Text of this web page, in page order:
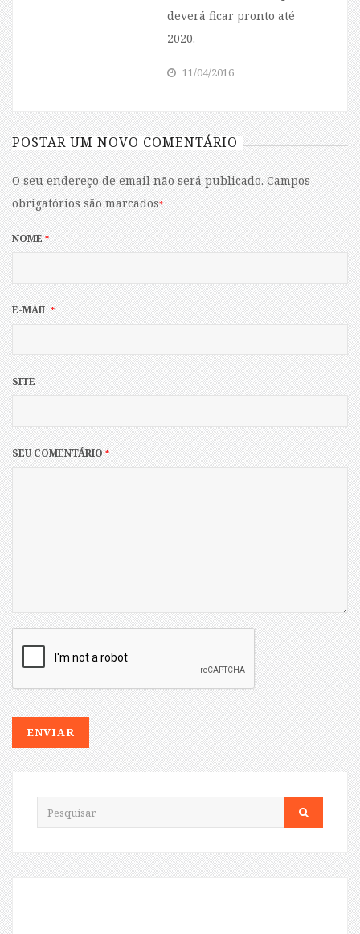
deverá ficar pronto até
2020.
11/04/2016
POSTAR UM NOVO COMENTÁRIO
O seu endereço de email não será publicado.Campos
obrigatórios são marcados*
NOME*
E-MAIL*
SITE
SEU COMENTÁRIO*